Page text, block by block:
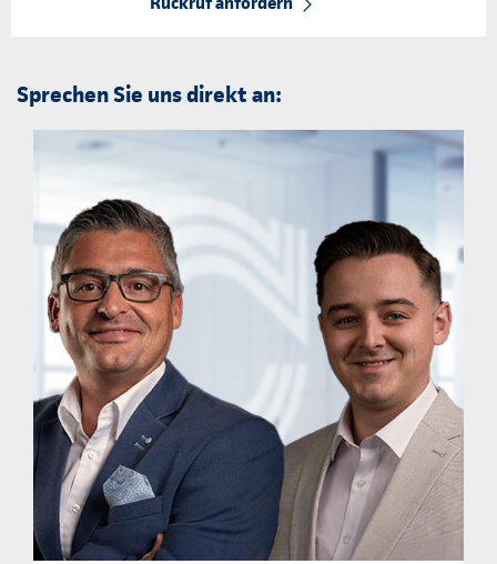
Sprechen Sie uns direkt an: